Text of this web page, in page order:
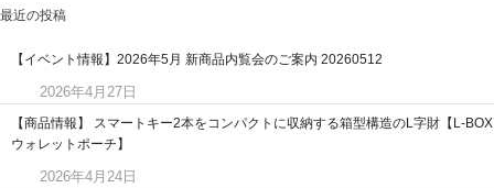
最近の投稿
【イベント情報】2026年5月 新商品内覧会のご案内 20260512
2026年4月27日
【商品情報】 スマートキー2本をコンパクトに収納する箱型構造のL字財【L-BOX
ウォレットポーチ】
2026年4月24日